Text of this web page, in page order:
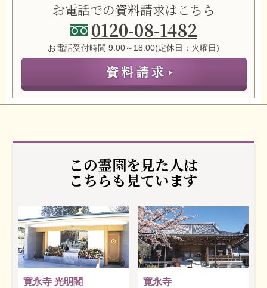
お電話での資料請求はこちら
0120-08-1482
お電話受付時間 9:00～18:00(定休日：火曜日)
この霊園を見た人は
こちらも見ています
寛永寺 光明閣 寛永寺